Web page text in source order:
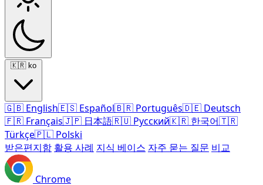
🇰🇷 ko
🇬🇧 English🇪🇸 Español🇧🇷 Português🇩🇪 Deutsch
🇫🇷 Français🇯🇵 日本語🇷🇺 Русский🇰🇷 한국어🇹🇷
Türkçe🇵🇱 Polski
받은편지함 활용 사례 지식 베이스 자주 묻는 질문 비교
Chrome